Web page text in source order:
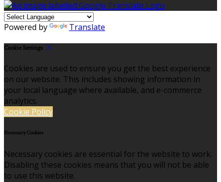
Powered by Translate
Cookie Settings
Cookies are used to ensure you get the best experience
on our website. This includes showing information in
your local language where available, and e-commerce
analytics.
Cookie Policy
Necessary Cookies
Necessary cookies are essential for the website to work.
Disabling these cookies means that you will not be able
to use this website.